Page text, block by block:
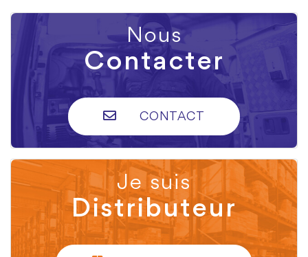
Nous
Contacter
CONTACT
Je suis
Distributeur